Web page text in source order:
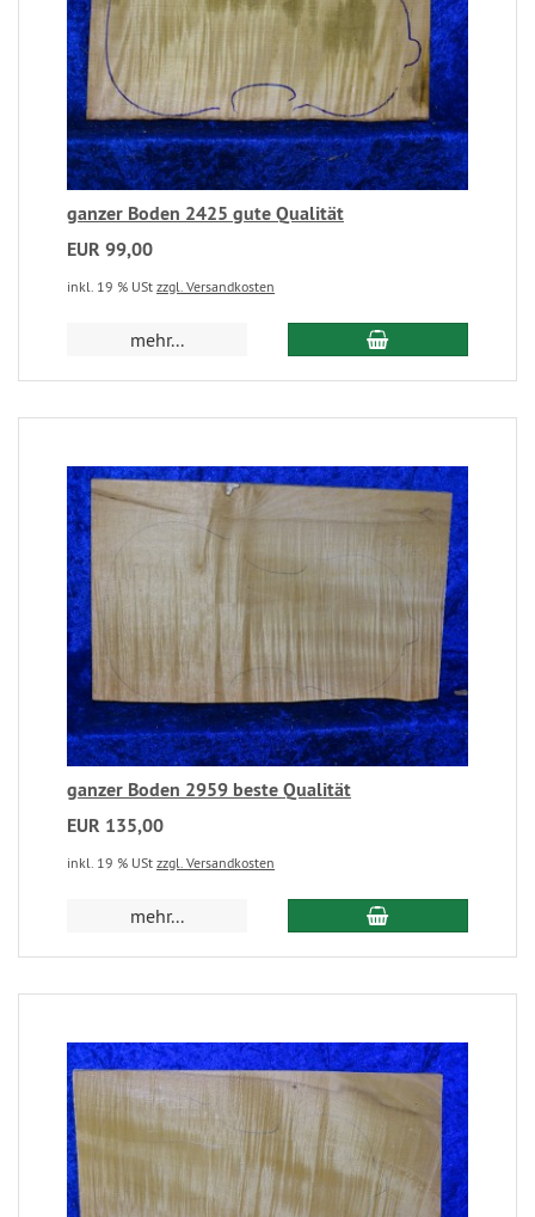
ganzer Boden 2425 gute Qualität
EUR 99,00
inkl. 19 % USt zzgl. Versandkosten
mehr...
ganzer Boden 2959 beste Qualität
EUR 135,00
inkl. 19 % USt zzgl. Versandkosten
mehr...